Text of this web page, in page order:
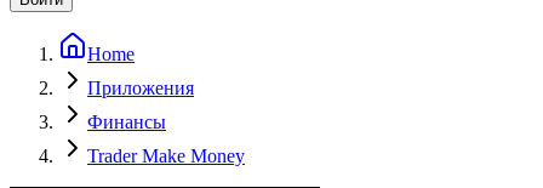
Home
Приложения
Финансы
Trader Make Money